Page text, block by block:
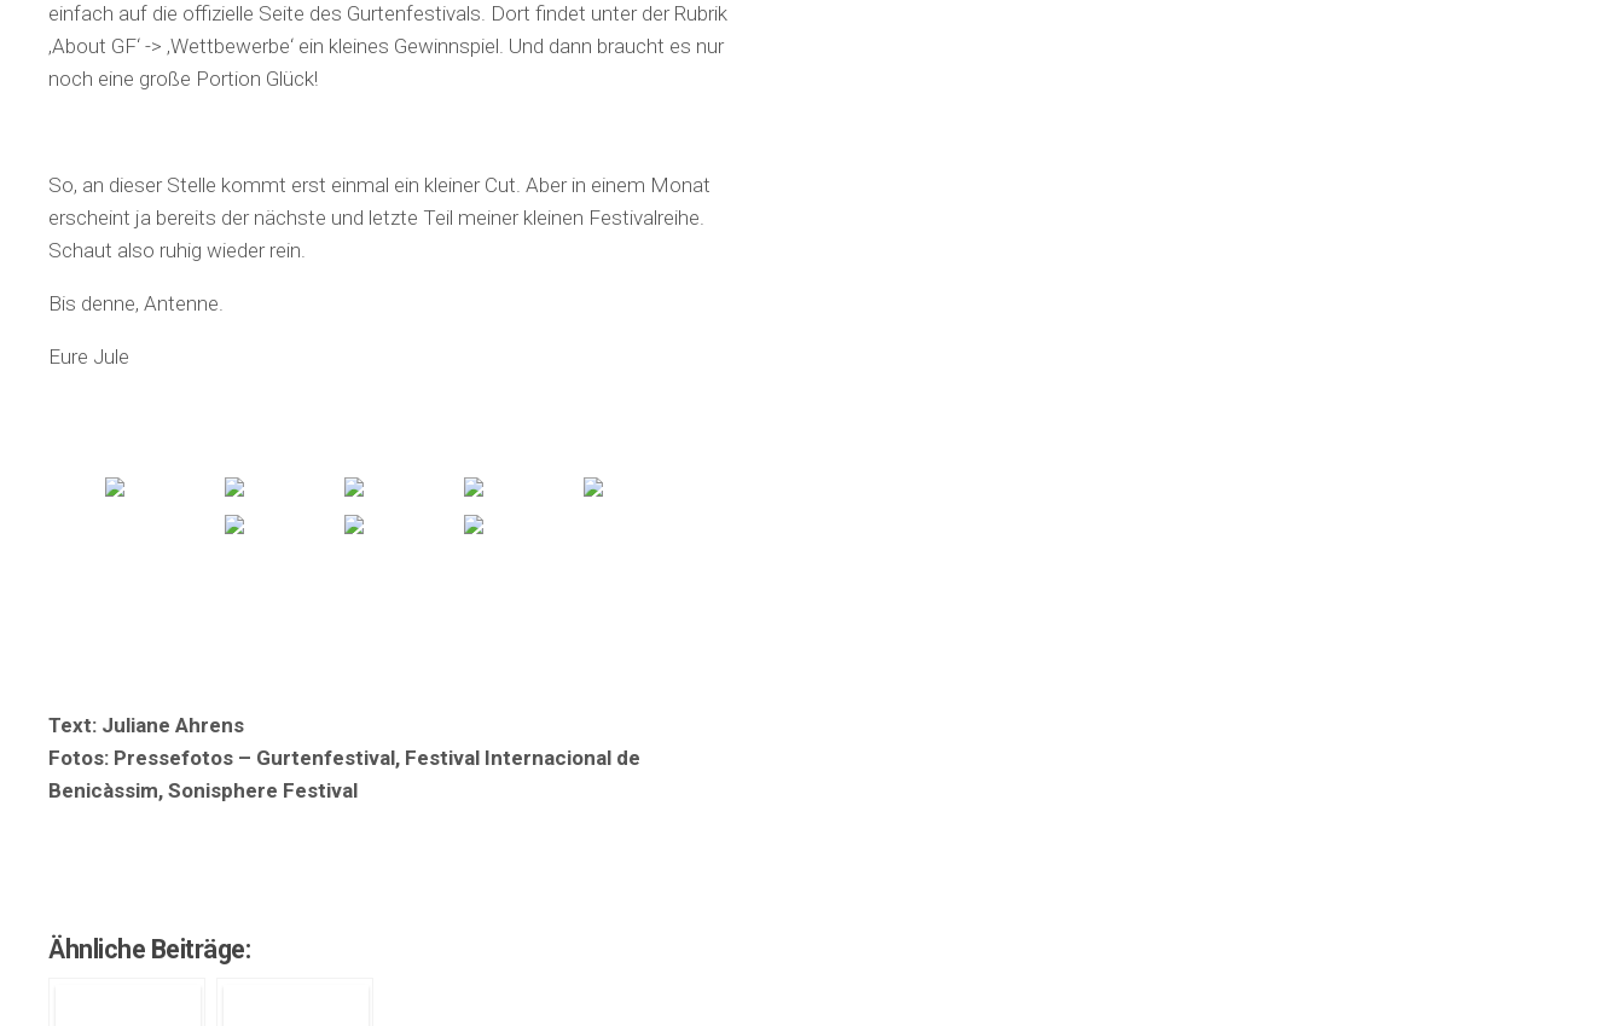
einfach auf die offizielle Seite des Gurtenfestivals. Dort findet unter der Rubrik
‚About GF‘ -> ‚Wettbewerbe‘ ein kleines Gewinnspiel. Und dann braucht es nur
noch eine große Portion Glück!
So, an dieser Stelle kommt erst einmal ein kleiner Cut. Aber in einem Monat
erscheint ja bereits der nächste und letzte Teil meiner kleinen Festivalreihe.
Schaut also ruhig wieder rein.
Bis denne, Antenne.
Eure Jule
Text: Juliane Ahrens
Fotos: Pressefotos – Gurtenfestival, Festival Internacional de
Benicàssim, Sonisphere Festival
Ähnliche Beiträge: